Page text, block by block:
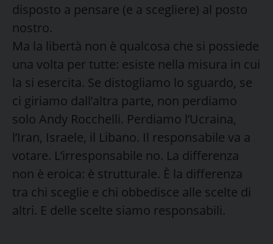
disposto a pensare (e a scegliere) al posto
nostro.
Ma la libertà non è qualcosa che si possiede
una volta per tutte: esiste nella misura in cui
la si esercita. Se distogliamo lo sguardo, se
ci giriamo dall’altra parte, non perdiamo
solo Andy Rocchelli. Perdiamo l’Ucraina,
l’Iran, Israele, il Libano. Il responsabile va a
votare. L’irresponsabile no. La differenza
non è eroica: è strutturale. È la differenza
tra chi sceglie e chi obbedisce alle scelte di
altri. E delle scelte siamo responsabili.